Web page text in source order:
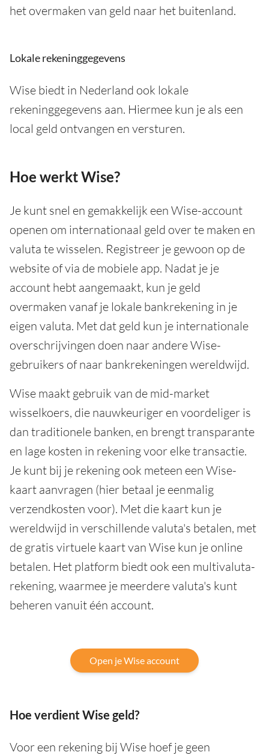
het overmaken van geld naar het buitenland.
Lokale rekeninggegevens
Wise biedt in Nederland ook lokale
rekeninggegevens aan. Hiermee kun je als een
local geld ontvangen en versturen.
Hoe werkt Wise?
Je kunt snel en gemakkelijk een Wise-account
openen om internationaal geld over te maken en
valuta te wisselen. Registreer je gewoon op de
website of via de mobiele app. Nadat je je
account hebt aangemaakt, kun je geld
overmaken vanaf je lokale bankrekening in je
eigen valuta. Met dat geld kun je internationale
overschrijvingen doen naar andere Wise-
gebruikers of naar bankrekeningen wereldwijd.
Wise maakt gebruik van de mid-market
wisselkoers, die nauwkeuriger en voordeliger is
dan traditionele banken, en brengt transparante
en lage kosten in rekening voor elke transactie.
Je kunt bij je rekening ook meteen een Wise-
kaart aanvragen (hier betaal je eenmalig
verzendkosten voor). Met die kaart kun je
wereldwijd in verschillende valuta's betalen, met
de gratis virtuele kaart van Wise kun je online
betalen. Het platform biedt ook een multivaluta-
rekening, waarmee je meerdere valuta's kunt
beheren vanuit één account.
Open je Wise account
Hoe verdient Wise geld?
Voor een rekening bij Wise hoef je geen